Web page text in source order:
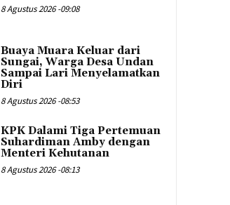
8 Agustus 2026 -09:08
Buaya Muara Keluar dari
Sungai, Warga Desa Undan
Sampai Lari Menyelamatkan
Diri
8 Agustus 2026 -08:53
KPK Dalami Tiga Pertemuan
Suhardiman Amby dengan
Menteri Kehutanan
8 Agustus 2026 -08:13